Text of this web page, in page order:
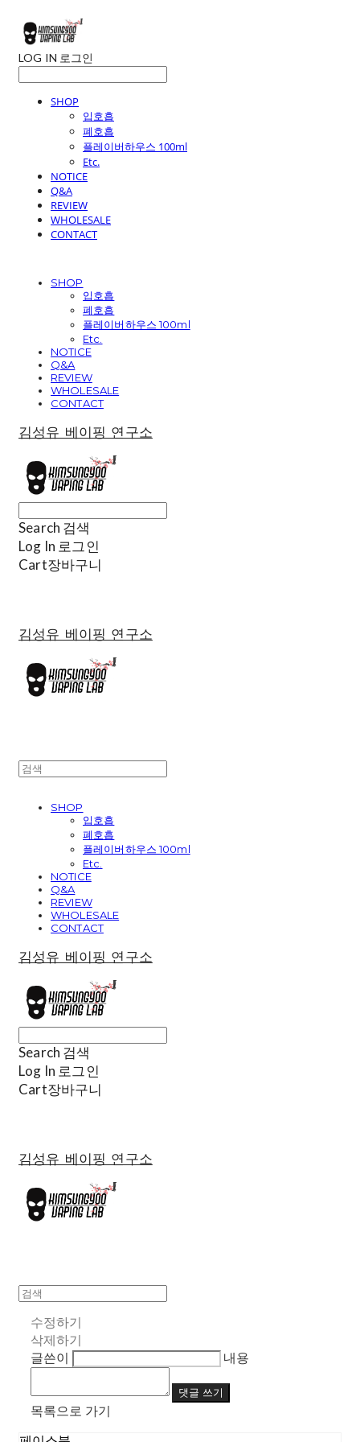
LOG IN 로그인
SHOP
입호흡
폐호흡
플레이버하우스 100ml
Etc.
NOTICE
Q&A
REVIEW
WHOLESALE
CONTACT
SHOP
입호흡
폐호흡
플레이버하우스 100ml
Etc.
NOTICE
Q&A
REVIEW
WHOLESALE
CONTACT
김성유 베이핑 연구소
Search 검색
Log In 로그인
Cart장바구니
김성유 베이핑 연구소
SHOP
입호흡
폐호흡
플레이버하우스 100ml
Etc.
NOTICE
Q&A
REVIEW
WHOLESALE
CONTACT
김성유 베이핑 연구소
Search 검색
Log In 로그인
Cart장바구니
김성유 베이핑 연구소
수정하기
삭제하기
글쓴이
내용
댓글 쓰기
목록으로 가기